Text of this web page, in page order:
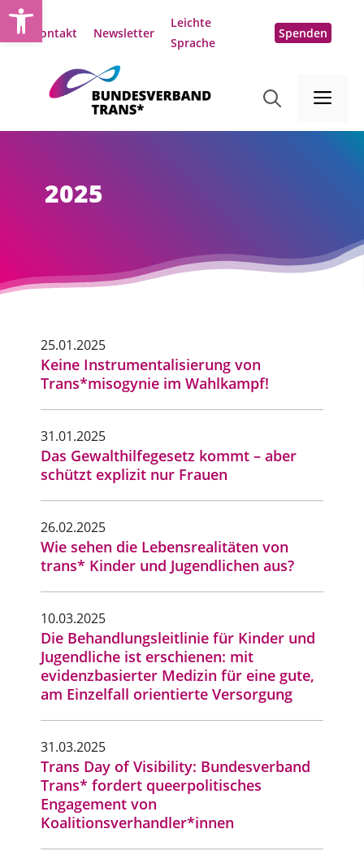
Zum
Inhalt
Kontakt Newsletter
Leichte
Sprache
Spenden
2025
25.01.2025
Keine Instrumentalisierung von
Trans*misogynie im Wahlkampf!
31.01.2025
Das Gewalthilfegesetz kommt – aber
schützt explizit nur Frauen
26.02.2025
Wie sehen die Lebensrealitäten von
trans* Kinder und Jugendlichen aus?
10.03.2025
Die Behandlungsleitlinie für Kinder und
Jugendliche ist erschienen: mit
evidenzbasierter Medizin für eine gute,
am Einzelfall orientierte Versorgung
31.03.2025
Trans Day of Visibility: Bundesverband
Trans* fordert queerpolitisches
Engagement von
Koalitionsverhandler*innen